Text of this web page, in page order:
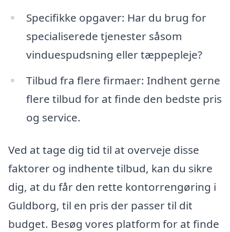
Specifikke opgaver: Har du brug for
specialiserede tjenester såsom
vinduespudsning eller tæppepleje?
Tilbud fra flere firmaer: Indhent gerne
flere tilbud for at finde den bedste pris
og service.
Ved at tage dig tid til at overveje disse
faktorer og indhente tilbud, kan du sikre
dig, at du får den rette kontorrengøring i
Guldborg, til en pris der passer til dit
budget. Besøg vores platform for at finde